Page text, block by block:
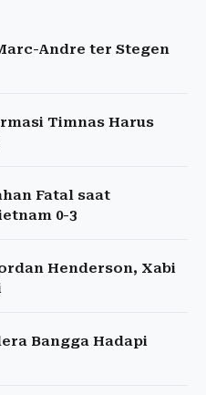
Andre ter Stegen
Timnas Harus
Fatal saat
0-3
Henderson, Xabi
Bangga Hadapi